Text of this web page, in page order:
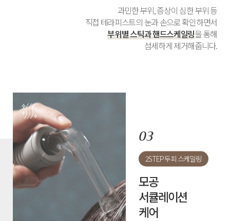
과민한 부위, 증상이 심한 부위 등
직접 테라피스트의 눈과 손으로 확인하면서
부위별 스틱과 핸드스케일링을 통해
섬세하게 제거해줍니다.
2STEP 두피 스케일링
모공
서큘레이션
케어